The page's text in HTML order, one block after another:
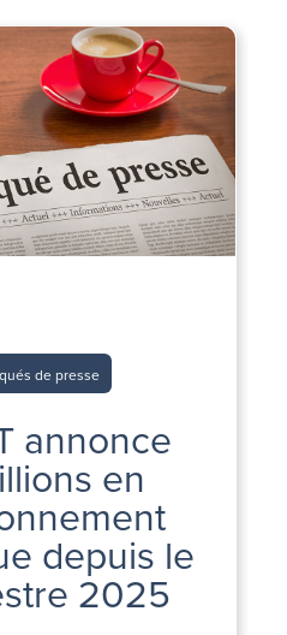
de presse
annonce
en
depuis le
2025